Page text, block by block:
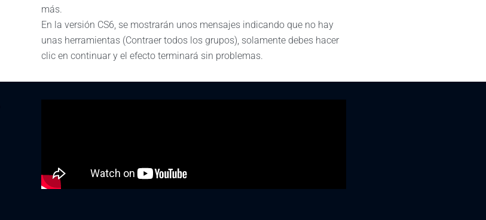
más.
En la versión CS6, se mostrarán unos mensajes indicando que no hay
unas herramientas (Contraer todos los grupos), solamente debes hacer
clic en continuar y el efecto terminará sin problemas.